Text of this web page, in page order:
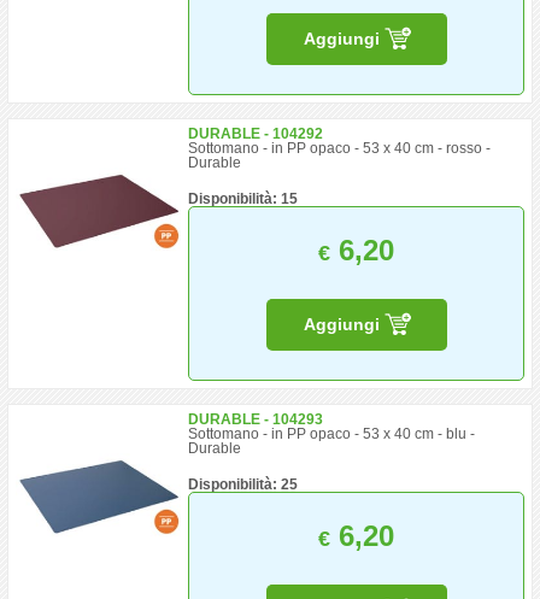
Aggiungi
DURABLE - 104292
Sottomano - in PP opaco - 53 x 40 cm - rosso -
Durable
Disponibilità: 15
€ 6,20
Aggiungi
DURABLE - 104293
Sottomano - in PP opaco - 53 x 40 cm - blu -
Durable
Disponibilità: 25
€ 6,20